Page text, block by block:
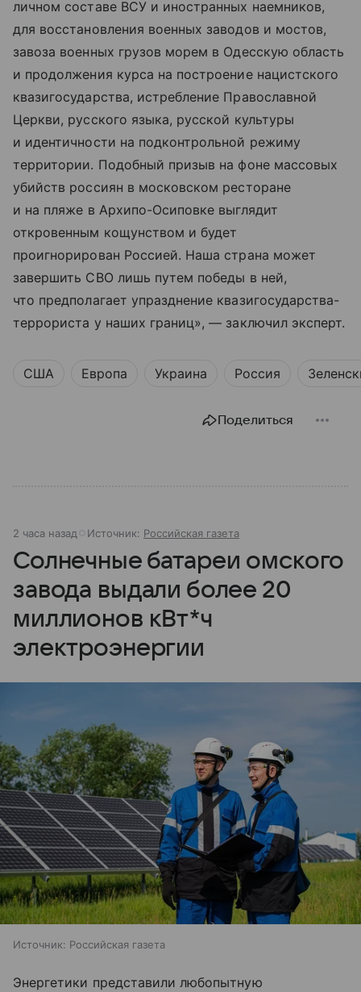
личном составе ВСУ и иностранных наемников,
для восстановления военных заводов и мостов,
завоза военных грузов морем в Одесскую область
и продолжения курса на построение нацистского
квазигосударства, истребление Православной
Церкви, русского языка, русской культуры
и идентичности на подконтрольной режиму
территории. Подобный призыв на фоне массовых
убийств россиян в московском ресторане
и на пляже в Архипо-Осиповке выглядит
откровенным кощунством и будет
проигнорирован Россией. Наша страна может
завершить СВО лишь путем победы в ней,
что предполагает упразднение квазигосударства-
террориста у наших границ», — заключил эксперт.
США Европа Украина Россия
Поделиться
2 часа назад Источник: Российская газета
Солнечные батареи омского
завода выдали более 20
миллионов кВт*ч
электроэнергии
Источник: Российская газета
Энергетики представили любопытную